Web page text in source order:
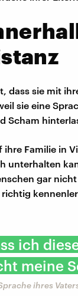
dass sie mit
sie eine
Scham
ihre Familie in
unterhalten
gar
ich
meine
ihres